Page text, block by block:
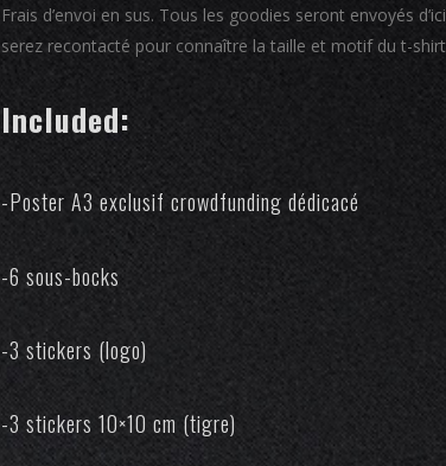
Frais d’envoi en sus. Tous les goodies seront envoyés
serez recontacté pour connaître la taille et motif du t-
Included:
-Poster A3 exclusif crowdfunding dédicacé
-6 sous-bocks
-3 stickers (logo)
-3 stickers 10×10 cm (tigre)